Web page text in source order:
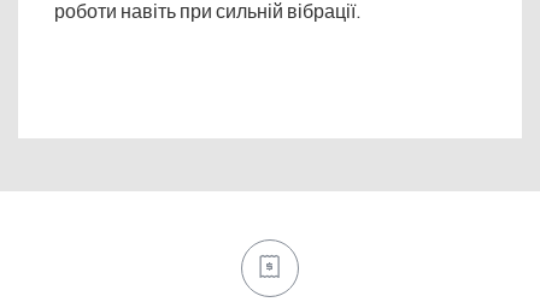
роботи навіть при сильній вібрації.